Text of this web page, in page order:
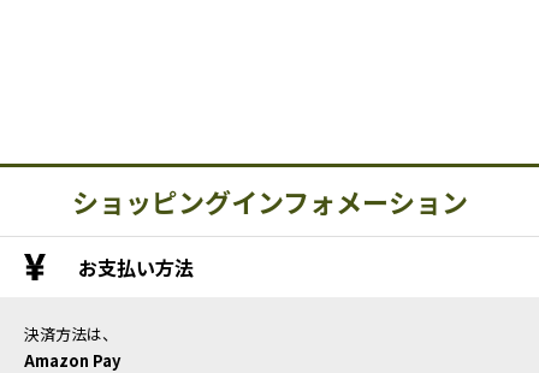
ショッピングインフォメーション
お支払い方法
決済方法は、
Amazon Pay